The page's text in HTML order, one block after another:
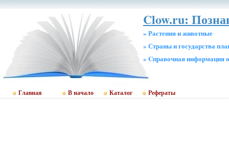
Clow.ru:
» Растения и животные
» Страны и государства
» Cправочная информация
Главная В начало Каталог Рефераты